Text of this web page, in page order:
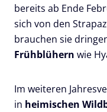
bereits ab Ende
sich von den
brauchen sie
Frühblühern wie
Im weiteren
in heimischen